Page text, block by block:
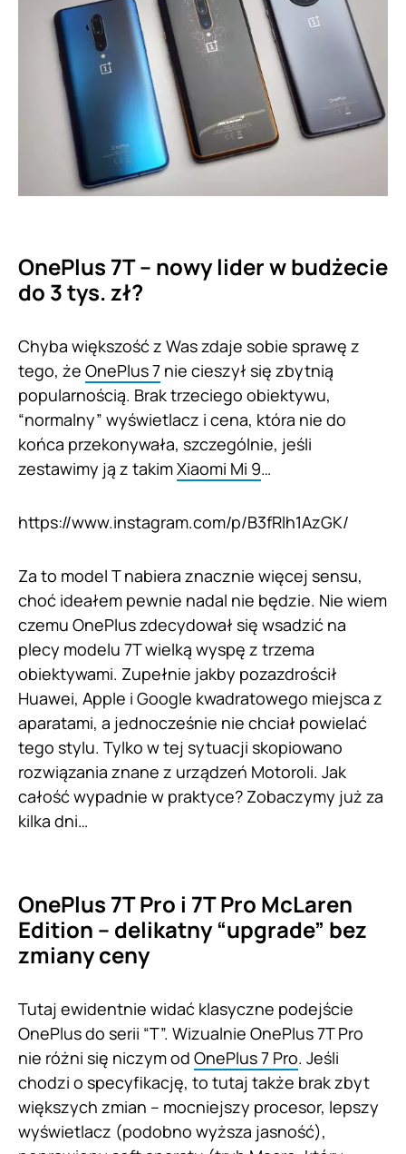
OnePlus 7T – nowy lider w budżecie
do 3 tys. zł?
Chyba większość z Was zdaje sobie sprawę z
tego, że OnePlus 7 nie cieszył się zbytnią
popularnością. Brak trzeciego obiektywu,
“normalny” wyświetlacz i cena, która nie do
końca przekonywała, szczególnie, jeśli
zestawimy ją z takimXiaomi Mi 9…
https://www.instagram.com/p/B3fRlh1AzGK/
Za to model T nabiera znacznie więcej sensu,
choć ideałem pewnie nadal nie będzie. Nie wiem
czemu OnePlus zdecydował się wsadzić na
plecy modelu 7T wielką wyspę z trzema
obiektywami. Zupełnie jakby pozazdrościł
Huawei, Apple i Google kwadratowego miejsca z
aparatami, a jednocześnie nie chciał powielać
tego stylu. Tylko w tej sytuacji skopiowano
rozwiązania znane z urządzeń Motoroli. Jak
całość wypadnie w praktyce? Zobaczymy już za
kilka dni…
OnePlus 7T Pro i 7T Pro McLaren
Edition – delikatny “upgrade” bez
zmiany ceny
Tutaj ewidentnie widać klasyczne podejście
OnePlus do serii “T”. Wizualnie OnePlus 7T Pro
nie różni się niczym od OnePlus 7 Pro. Jeśli
chodzi o specyfikację, to tutaj także brak zbyt
większych zmian – mocniejszy procesor, lepszy
wyświetlacz (podobno wyższa jasność),